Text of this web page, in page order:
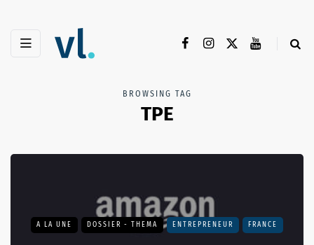
BROWSING TAG
TPE
A LA UNE DOSSIER - THEMA ENTREPRENEUR FRANCE